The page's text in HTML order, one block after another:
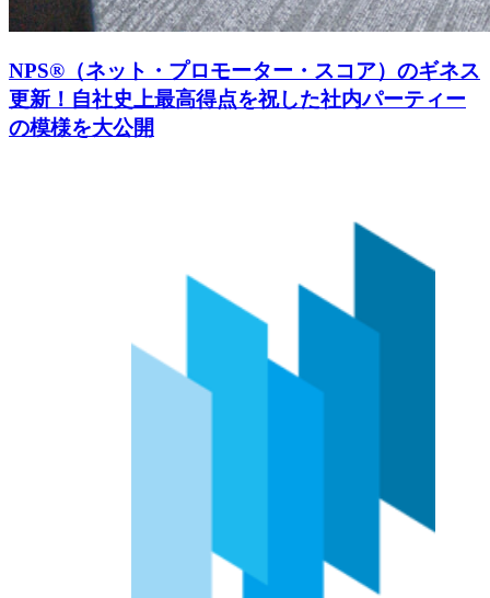
NPS®（ネット・プロモーター・スコア）のギネス
更新！自社史上最高得点を祝した社内パーティー
の模様を大公開